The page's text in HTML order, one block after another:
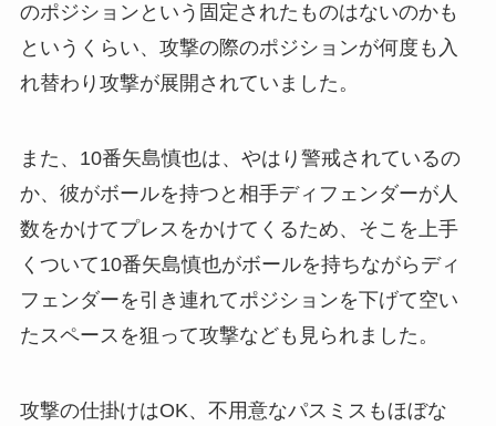
のポジションという固定されたものはないのかも
というくらい、攻撃の際のポジションが何度も入
れ替わり攻撃が展開されていました。
また、10番矢島慎也は、やはり警戒されているの
か、彼がボールを持つと相手ディフェンダーが人
数をかけてプレスをかけてくるため、そこを上手
くついて10番矢島慎也がボールを持ちながらディ
フェンダーを引き連れてポジションを下げて空い
たスペースを狙って攻撃なども見られました。
攻撃の仕掛けはOK、不用意なパスミスもほぼな